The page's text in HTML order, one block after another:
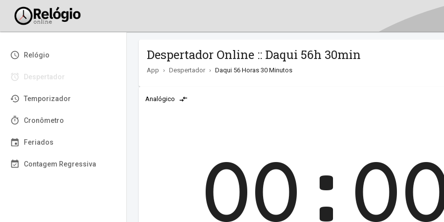
Relógio
Despertador
Temporizador
Cronômetro
Feriados
Contagem Regressiva
Despertador Online :: Daqui 56h 30min
App › Despertador › Daqui 56 Horas 30 Minutos
Analógico